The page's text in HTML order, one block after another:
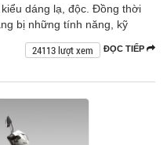
dáng lạ, độc. Đồng thời
bị những tính năng, kỹ
ĐỌC TIẾP
24113 lượt xem